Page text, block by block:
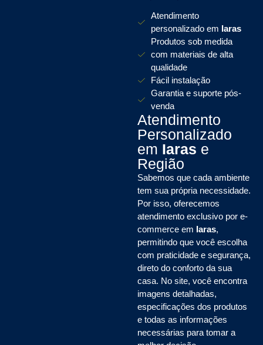
Atendimento
personalizado em Iaras
Produtos sob medida
com materiais de alta
qualidade
Fácil instalação
Garantia e suporte pós-
venda
Atendimento
Personalizado
em Iaras e
Região
Sabemos que cada ambiente
tem sua própria necessidade.
Por isso, oferecemos
atendimento exclusivo por e-
commerce em Iaras,
permitindo que você escolha
com praticidade e segurança,
direto do conforto da sua
casa. No site, você encontra
imagens detalhadas,
especificações dos produtos
e todas as informações
necessárias para tomar a